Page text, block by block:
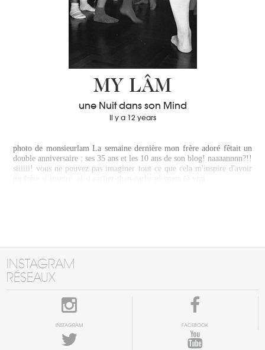
MY LÂM
une Nuit dans son Mind
Il y a 12 years
photo de monsieurlam La semaine dernière mon frère adoré fêtait un
double anniversaire : ses 35 ans et les 10 ans de son blog! naaaannnn?!!
siiiiii! vous ne pouvez pas imaginer tout ce que cela m'inspire d'avoir
INSTAGRAM
RÉSEAUX
INSTAGRAM FACEBOOK